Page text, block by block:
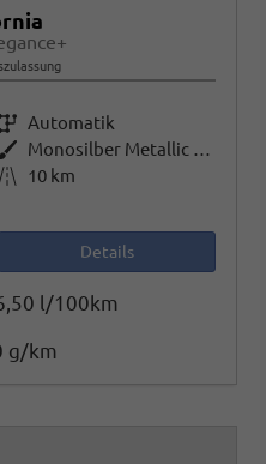
Getriebe Automatik
Außenfarbe
Monosilber Metallic / Energeticorange Metallic
Kilometerstand
10 km
Details
l/100km
g/km